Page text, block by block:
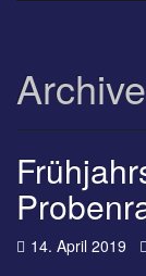
Archive
Datum:
14. April 2019